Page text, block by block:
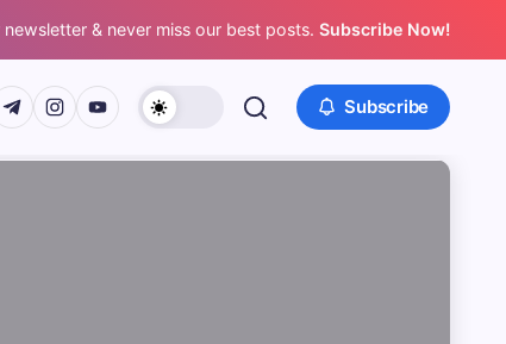
& never miss our best posts. Subscribe Now!
twitter.com/
t.me/
https://www.instagram.com/
https://youtube.com/ Subscribe